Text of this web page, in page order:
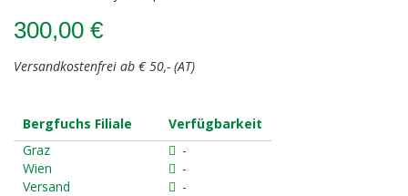
300,00 €
Versandkostenfrei ab € 50,- (AT)
Bergfuchs Filiale
Verfügbarkeit
Graz
-
Wien
-
Versand
-